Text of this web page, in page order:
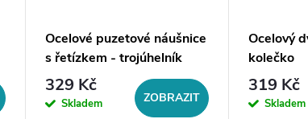
Ocelové puzetové náušnice
s řetízkem - trojúhelník
Spin
329 Kč
Skladem ZOBRAZIT
Ocelový
kolečko
319 Kč
Skladem